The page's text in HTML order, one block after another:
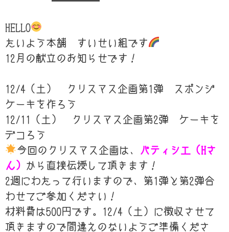
HELLO
たいよう本舗 すいせい組です
12月の献立のお知らせです！
12/4（土） クリスマス企画第1弾 スポンジ
ケーキを作ろう
12/11（土） クリスマス企画第2弾 ケーキを
デコろう
今回のクリスマス企画は、
パティシエ（Hさ
ん） から直接伝授して頂きます！
2週にわたって行いますので、第1弾と第2弾合
わせてご参加ください！
材料費は500円です。12/4（土）に徴収させて
頂きますので間違えのないようご準備くださ